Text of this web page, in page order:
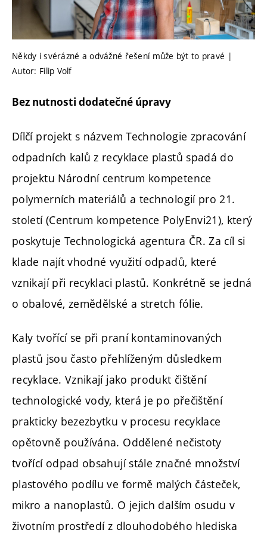
Někdy i svérázné a odvážné řešení může být to pravé |
Autor: Filip Volf
Bez nutnosti dodatečné úpravy
Dílčí projekt s názvem Technologie zpracování
odpadních kalů z recyklace plastů spadá do
projektu Národní centrum kompetence
polymerních materiálů a technologií pro 21.
století (Centrum kompetence PolyEnvi21), který
poskytuje Technologická agentura ČR. Za cíl si
klade najít vhodné využití odpadů, které
vznikají při recyklaci plastů. Konkrétně se jedná
o obalové, zemědělské a stretch fólie.
Kaly tvořící se při praní kontaminovaných
plastů jsou často přehlíženým důsledkem
recyklace. Vznikají jako produkt čištění
technologické vody, která je po přečištění
prakticky bezezbytku v procesu recyklace
opětovně používána. Oddělené nečistoty
tvořící odpad obsahují stále značné množství
plastového podílu ve formě malých částeček,
mikro a nanoplastů. O jejich dalším osudu v
životním prostředí z dlouhodobého hlediska